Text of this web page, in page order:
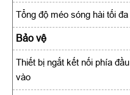
Tổng độ méo sóng hài tối đa
Bảo vệ
Thiết bị ngắt kết nối phía đầu
vào